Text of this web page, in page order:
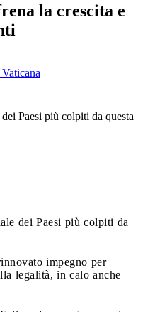
la crescita e
Paesi più colpiti da questa
dei Paesi più colpiti da
impegno per
legalità, in calo anche